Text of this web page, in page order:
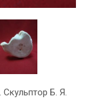
Б. Я.